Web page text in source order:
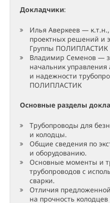
Докладчики:
Илья Аверкеев —
проектных решений и
Группы ПОЛИПЛАСТИК
Владимир Семенов —
начальник управления
и надежности
ПОЛИПЛАСТИК
Основные разделы
Трубопроводы для
и колодцы.
Общие сведения по
и оборудованию.
Основные моменты и
трубопроводов с
сварки.
Отличия
на прочность